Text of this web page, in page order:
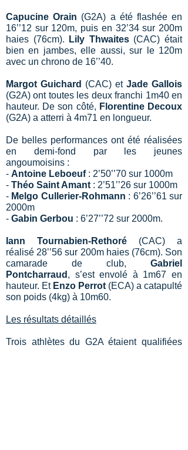
Capucine Orain (G2A) a été flashée en
16’’12 sur 120m, puis en 32’34 sur 200m
haies (76cm). Lily Thwaites (CAC) était
bien en jambes, elle aussi, sur le 120m
avec un chrono de 16’’40.
Margot Guichard (CAC) et Jade Gallois
(G2A) ont toutes les deux franchi 1m40 en
hauteur. De son côté, Florentine Decoux
(G2A) a atterri à 4m71 en longueur.
De belles performances ont été réalisées
en demi-fond par les jeunes
angoumoisins :
- Antoine Leboeuf: 2’50’’70 sur 1000m
- Théo Saint Amant : 2’51’’26 sur 1000m
- Melgo Cullerier-Rohmann : 6’26’’61 sur
2000m
- Gabin Gerbou : 6’27’’72 sur 2000m.
Iann Tournabien-Rethoré (CAC) a
réalisé 28’’56 sur 200m haies (76cm). Son
camarade de club, Gabriel
Pontcharraud, s’est envolé à 1m67 en
hauteur. Et Enzo Perrot (ECA) a catapulté
son poids (4kg) à 10m60.
Les résultats détaillés
Trois athlètes du G2A étaient qualifiées